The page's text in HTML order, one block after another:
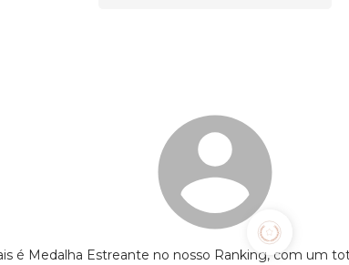
é Medalha Estreante no nosso Ranking, com um